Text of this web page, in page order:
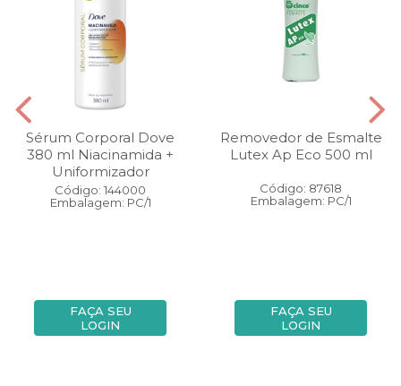
Sérum Corporal Dove
380 ml Niacinamida +
Uniformizador
Código: 144000
Embalagem: PC/1
FAÇA SEU
LOGIN
Removedor de Esmalte
Lutex Ap Eco 500 ml
Código: 87618
Embalagem: PC/1
FAÇA SEU
LOGIN